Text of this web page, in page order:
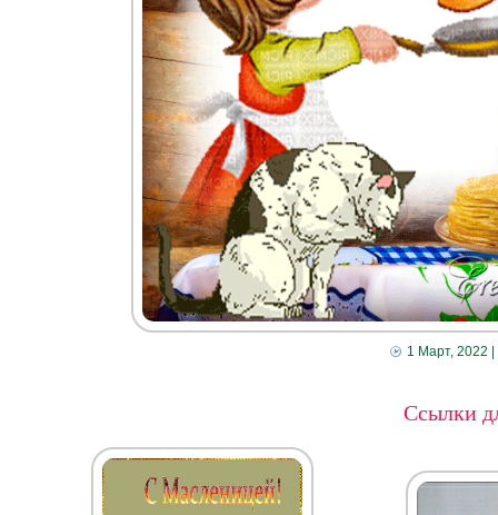
1 Март, 2022
Ссылки